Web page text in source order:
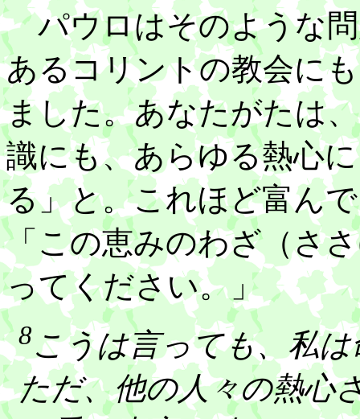
パウロはそのような問
あるコリントの教会に
ました。あなたがたは
識にも、あらゆる熱心
る」と。これほど富ん
「この恵みのわざ（さ
ってください。」
8こうは言っても、私
ただ、他の人々の熱心